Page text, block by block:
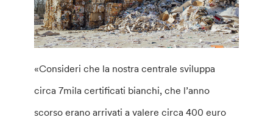
«Consideri che la nostra centrale sviluppa
circa 7mila certificati bianchi, che l’anno
scorso erano arrivati a valere circa 400 euro